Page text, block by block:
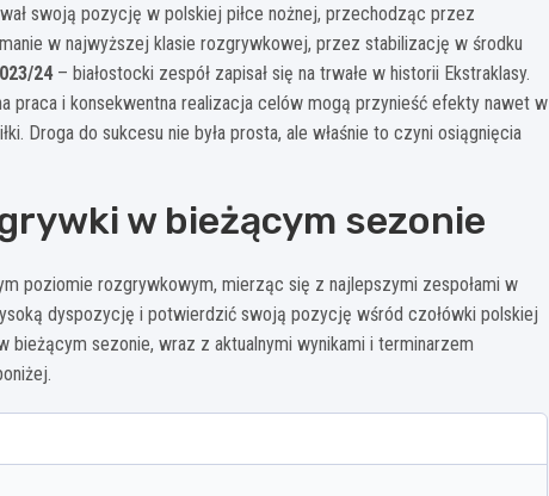
swoją pozycję w polskiej piłce nożnej, przechodząc przez
w najwyższej klasie rozgrywkowej, przez stabilizację w środku
24– białostocki zespół zapisał się na trwałe w historii Ekstraklasy.
praca i konsekwentna realizacja celów mogą przynieść efekty nawet w
Droga do sukcesu nie była prosta, ale właśnie to czyni osiągnięcia
w bieżącym sezonie
poziomie rozgrywkowym, mierząc się z najlepszymi zespołami w
dyspozycję i potwierdzić swoją pozycję wśród czołówki polskiej
sezonie, wraz z aktualnymi wynikami i terminarzem